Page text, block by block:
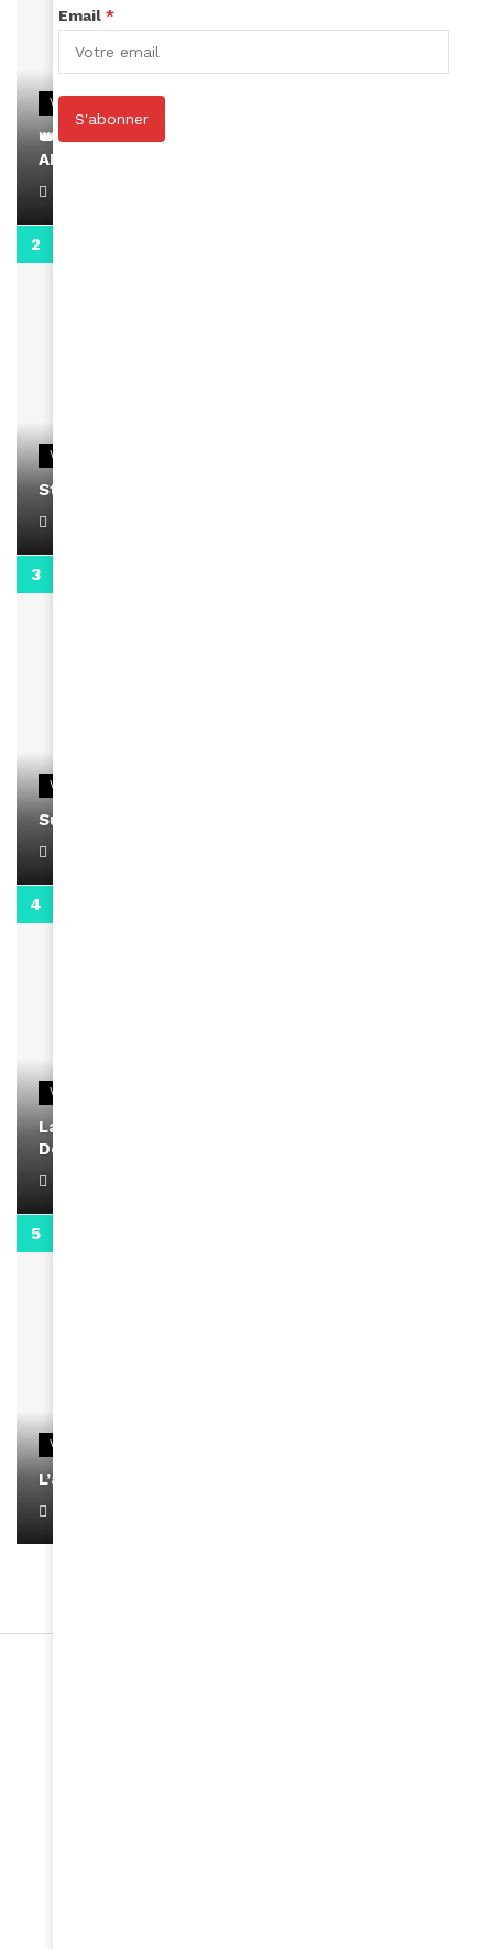
VIDEOS
👑 Remerciements à Ayden pour son message sur
AMINA, le Magazine de la Femme
VIDEOS
Stacy passe un message
VIDEOS
Support Black Business Wee-kend
VIDEOS
La rubrique santé speciale coronavirus du
Docteur Makanda
VIDEOS
L’artiste Yoan s’exprime
Email *
S'abonner